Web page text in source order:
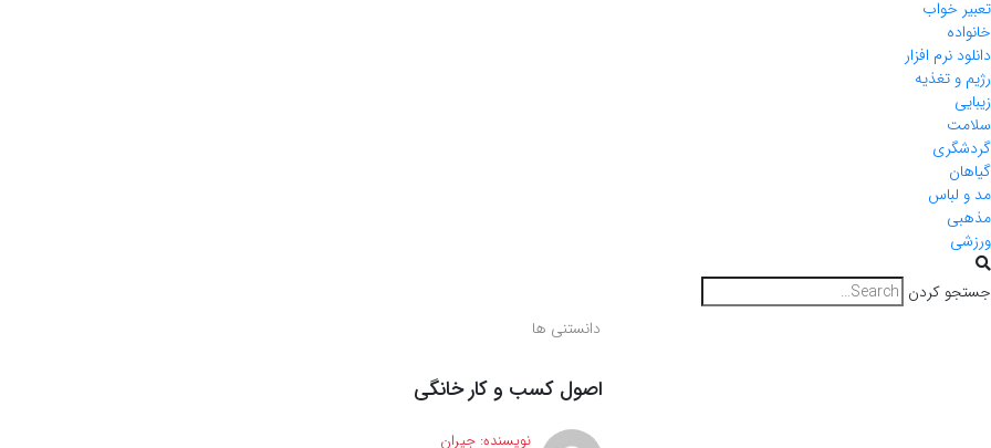
تعبیر خواب
خانواده
دانلود نرم افزار
رژیم و تغذیه
زیبایی
سلامت
گردشگری
گیاهان
مد و لباس
مذهبی
ورزشی
جستجو کردن
دانستنی ها
اصول کسب و کار خانگی
نویسنده: جیران